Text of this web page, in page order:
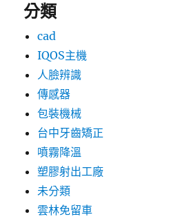
分類
cad
IQOS主機
人臉辨識
傳感器
包裝機械
台中牙齒矯正
噴霧降溫
塑膠射出工廠
未分類
雲林免留車